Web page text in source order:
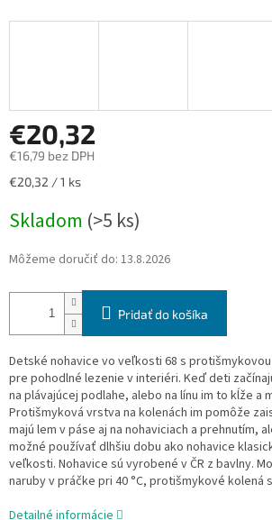
€20,32
€16,79 bez DPH
Jednotková
€20,32 / 1 ks
Skladom (>5 ks)
Môžeme doručiť do: 13.8.2026
Pridať do košíka
Detské nohavice vo veľkosti 68 s
pre pohodlné lezenie v interiéri. Keď deti
na plávajúcej podlahe, alebo na línu im to kĺže a
Protišmyková vrstva na kolenách im pomôže
majú lem v páse aj na nohaviciach a prehnutím,
možné používať dlhšiu dobu ako nohavice
veľkosti. Nohavice sú vyrobené v ČR z bavlny.
naruby v práčke pri 40 °C, protišmykové kolená
Detailné informácie